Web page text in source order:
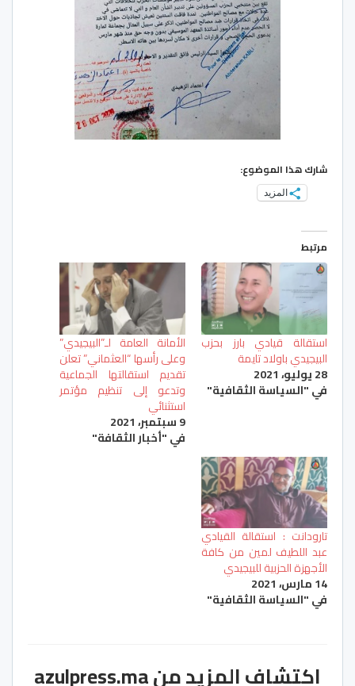
شارك هذا الموضوع:
المزيد
مرتبط
استقالة قيادي بارز بحزب
البيجيدي باولاد تايمة
28 يوليو، 2021
في "السياسة الثقافية"
الأمانة العامة لـ”البيجيدي”
وعلى رأسها “العثماني” تعلن
تقديم استقالتها الجماعية
وتدعو إلى تنظيم مؤتمر
استثنائي
9 سبتمبر، 2021
في "أخبار الثقافة"
تارودانت : استقالة القيادي
عبد اللطيف لمين من كافة
الأجهزة الحزبية للبيجيدي
14 مارس، 2021
في "السياسة الثقافية"
اكتشاف المزيد من azulpress.ma